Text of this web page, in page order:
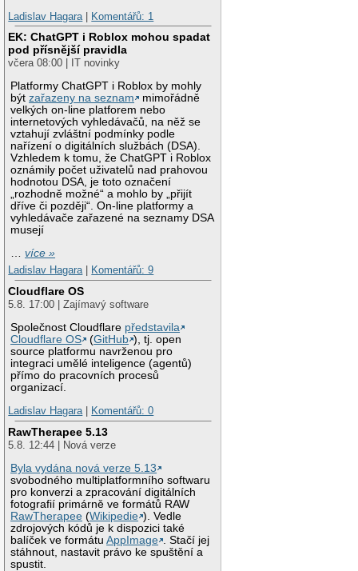
Ladislav Hagara
Komentářů: 1
EK: ChatGPT i Roblox mohou spadat
pod přísnější pravidla
včera 08:00 | IT novinky
Platformy ChatGPT i Roblox by mohly
býtzařazeny na seznam
mimořádně
velkých on-line platforem nebo
internetových vyhledávačů, na něž se
vztahují zvláštní podmínky podle
nařízení o digitálních službách (DSA).
Vzhledem k tomu, že ChatGPT i Roblox
oznámily počet uživatelů nad prahovou
hodnotou DSA, je toto označení
„rozhodně možné“ a mohlo by „přijít
dříve či později“. On-line platformy a
vyhledávače zařazené na seznamy DSA
musejí
…více »
Ladislav Hagara| Komentářů: 9
Cloudflare OS
5.8. 17:00 | Zajímavý software
Společnost Cloudflare představila
Cloudflare OS
(GitHub ), tj. open
source platformu navrženou pro
integraci umělé inteligence (agentů)
přímo do pracovních procesů
organizací.
Ladislav Hagara| Komentářů: 0
RawTherapee 5.13
5.8. 12:44 | Nová verze
Byla vydána nová verze 5.13
svobodného multiplatformního softwaru
pro konverzi a zpracování digitálních
fotografií primárně ve formátů RAW
RawTherapee (Wikipedie ). Vedle
zdrojových kódů je k dispozici také
balíček ve formátuAppImage
. Stačí jej
stáhnout, nastavit právo ke spuštění a
spustit.